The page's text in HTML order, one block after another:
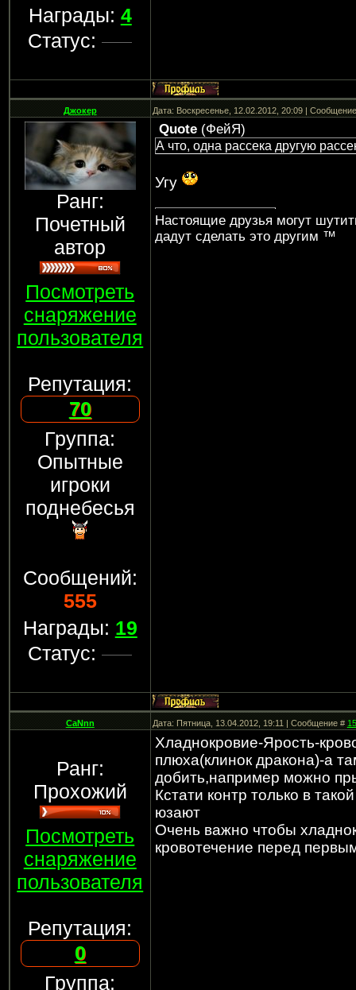
Награды: 4
Статус:
Джокер Дата: Воскресенье, 12.02.2012, 20:09 |
Ранг:
Почетный
автор
Посмотреть
снаряжение
пользователя
Репутация:
70
Группа:
Опытные
игроки
поднебесья
Сообщений:
555
Награды: 19
Статус:
Quote(ФейЯ)
А что, одна рассека другую
Угу
Настоящие друзья могут
дадут сделать это другим ™
CaNnn Дата: Пятница, 13.04.2012, 19:11 | Сообщение #15
Ранг:
Прохожий
Посмотреть
снаряжение
пользователя
Репутация:
0
Группа:
Хладнокровие-Ярость-
плюха(клинок дракона)-а
добить,например можно
Кстати контр только в
юзают
Очень важно чтобы
кровотечение перед